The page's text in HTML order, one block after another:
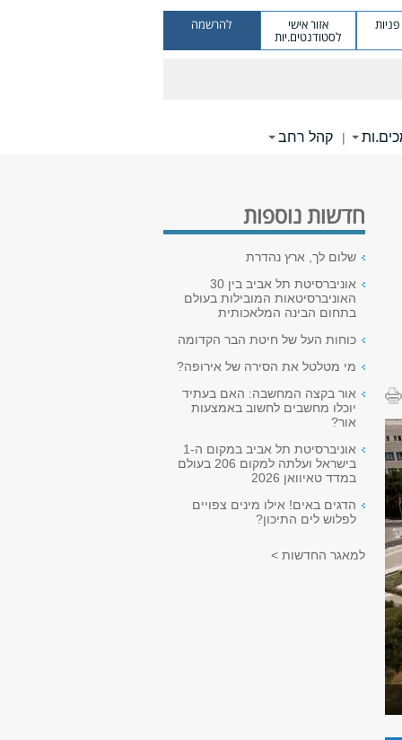
אזור אישי
לסטודנטים.יות
להרשמה
| קהל רחב
חדשות נוספות
שלום לך, ארץ נהדרת
אוניברסיטת תל אביב בין 30
האוניברסיטאות המובילות בעולם
בתחום הבינה המלאכותית
כוחות העל של חיטת הבר הקדומה
מי מטלטל את הסירה של אירופה?
אור בקצה המחשבה: האם בעתיד
יוכלו מחשבים לחשוב באמצעות
אור?
אוניברסיטת תל אביב במקום ה-1
בישראל ועלתה למקום 206 בעולם
במדד טאיוואן 2026
הדגים באים! אילו מינים צפויים
לפלוש לים התיכון?
למאגר החדשות >